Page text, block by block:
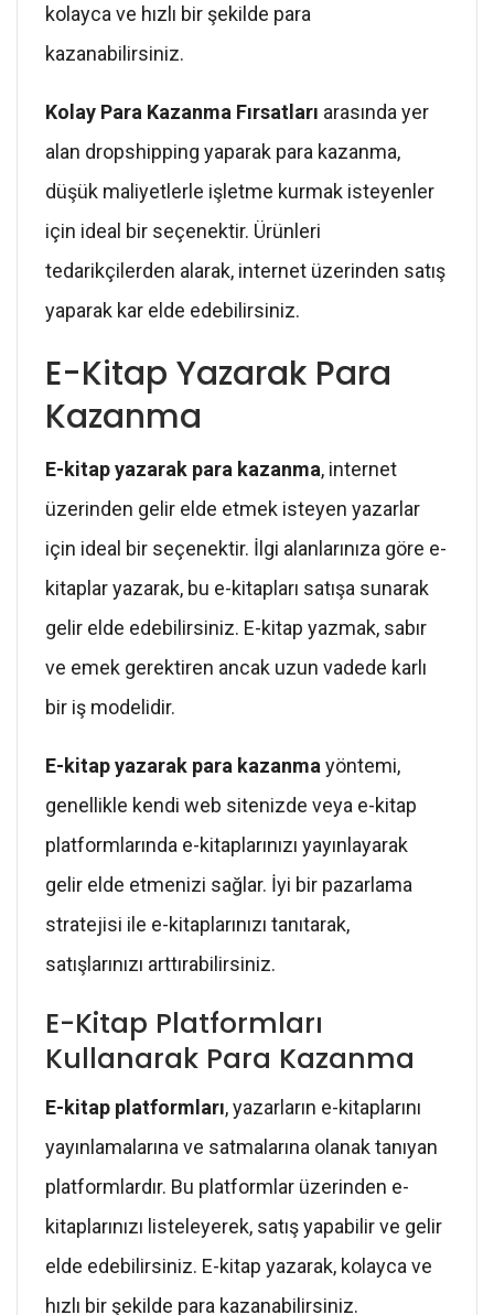
kolayca ve hızlı bir şekilde para
kazanabilirsiniz.
Kolay Para Kazanma Fırsatları arasında yer
alan dropshipping yaparak para kazanma,
düşük maliyetlerle işletme kurmak isteyenler
için ideal bir seçenektir. Ürünleri
tedarikçilerden alarak, internet üzerinden satış
yaparak kar elde edebilirsiniz.
E-Kitap Yazarak Para
Kazanma
E-kitap yazarak para kazanma, internet
üzerinden gelir elde etmek isteyen yazarlar
için ideal bir seçenektir. İlgi alanlarınıza göre e-
kitaplar yazarak, bu e-kitapları satışa sunarak
gelir elde edebilirsiniz. E-kitap yazmak, sabır
ve emek gerektiren ancak uzun vadede karlı
bir iş modelidir.
E-kitap yazarak para kazanma yöntemi,
genellikle kendi web sitenizde veya e-kitap
platformlarında e-kitaplarınızı yayınlayarak
gelir elde etmenizi sağlar. İyi bir pazarlama
stratejisi ile e-kitaplarınızı tanıtarak,
satışlarınızı arttırabilirsiniz.
E-Kitap Platformları
Kullanarak Para Kazanma
E-kitap platformları, yazarların e-kitaplarını
yayınlamalarına ve satmalarına olanak tanıyan
platformlardır. Bu platformlar üzerinden e-
kitaplarınızı listeleyerek, satış yapabilir ve gelir
elde edebilirsiniz. E-kitap yazarak, kolayca ve
hızlı bir şekilde para kazanabilirsiniz.